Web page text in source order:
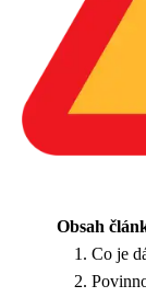
Obsah
Co je